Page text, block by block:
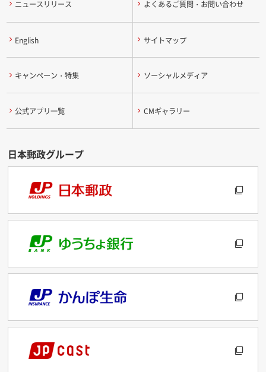
ニュースリリース よくあるご質問・お問い合わせ
English サイトマップ
キャンペーン・特集 ソーシャルメディア
公式アプリ一覧 CMギャラリー